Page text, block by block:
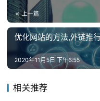
上一篇
优化网站的方法,外链推
2020年11月5日 下午6:55
相关推荐